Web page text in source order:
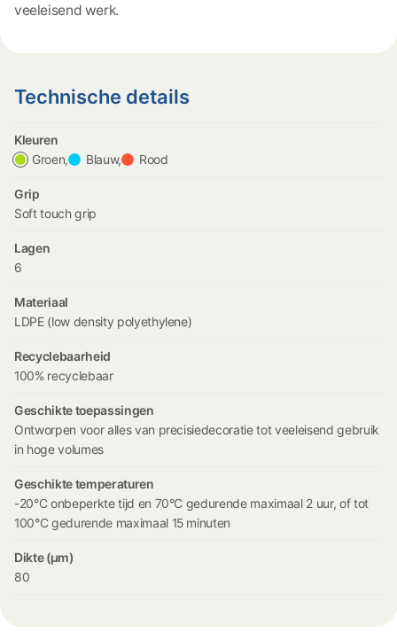
veeleisend werk.
Technische details
Kleuren
Groen,
Blauw, Rood
Grip
Soft touch grip
Lagen
6
Materiaal
LDPE (low density polyethylene)
Recyclebaarheid
100% recyclebaar
Geschikte toepassingen
Ontworpen voor alles van precisiedecoratie tot veeleisend gebruik
in hoge volumes
Geschikte temperaturen
-20°C onbeperkte tijd en 70°C gedurende maximaal 2 uur, of tot
100°C gedurende maximaal 15 minuten
Dikte (µm)
80